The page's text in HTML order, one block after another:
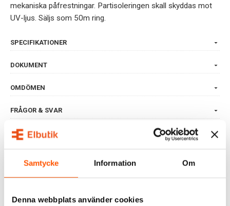
Samtycke Information Om
Denna webbplats använder cookies
mekaniska påfrestningar. Partisoleringen skall skyddas mot
UV-ljus. Säljs som 50m ring.
SPECIFIKATIONER
DOKUMENT
OMDÖMEN
FRÅGOR & SVAR
RELATERADE PRODUKTER